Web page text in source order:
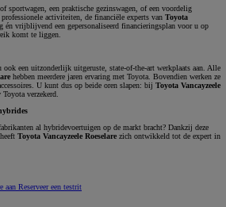
sportwagen, een praktische gezinswagen, of een voordelig
activiteiten, de financiële experts van Toyota
én vrijblijvend een gepersonaliseerd financieringsplan voor u op
komt te liggen.
ook een uitzonderlijk uitgeruste, state-of-the-art werkplaats aan. Alle
hebben meerdere jaren ervaring met Toyota. Bovendien werken ze
U kunt dus op beide oren slapen: bij Toyota Vancayzeele
verzekerd.
al hybridevoertuigen op de markt bracht? Dankzij deze
Toyota Vancayzeele Roeselare zich ontwikkeld tot de expert in
aan Reserveer een testrit